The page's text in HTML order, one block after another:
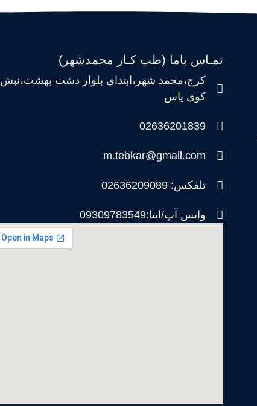
تمـاس باما (طب کـار محمدشهر)
کرج،محمد شهر،ابتدای بلوار دشت بهشت،نبش
کوی یاس
02636201839
m.tebkar@gmail.com
تلفکس: 02636209089
واتس آپ/ایتا:09309783549